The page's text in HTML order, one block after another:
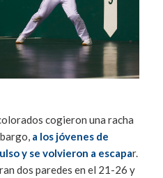
cogieron una racha
a los jóvenes de
y se volvieron a escapar.
dos paredes en el 21-26 y